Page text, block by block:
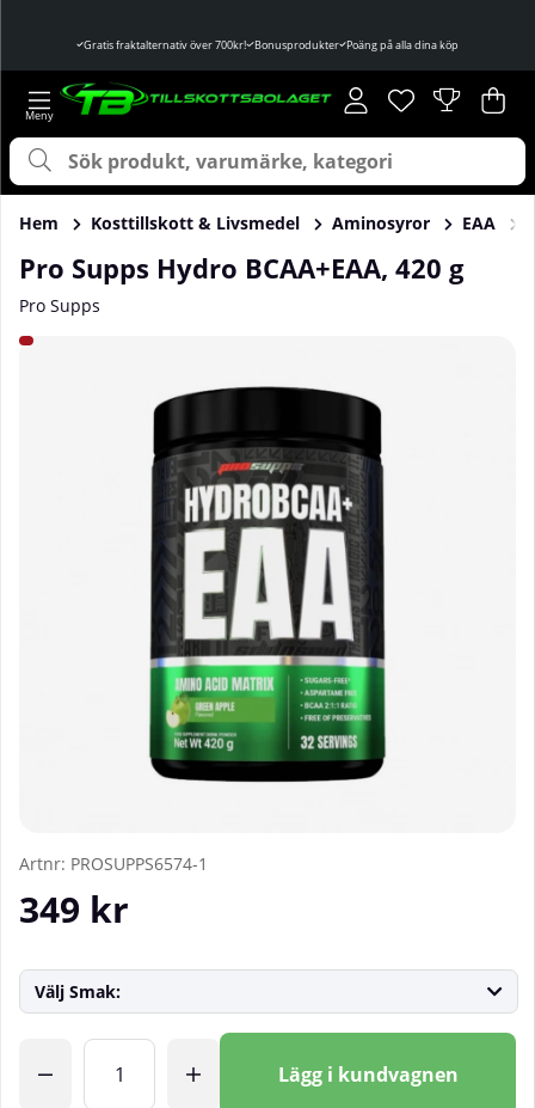
Gratis fraktalternativ över 700kr! Bonusprodukter Poäng på alla dina köp
Önskelista
Antal i
. .
Hem Kosttillskott & Livsmedel Aminosyror EAA
Pro Supps Hydro BCAA+EAA, 420 g
Pro Supps
Produktbilder Pro Supps Hydro BCAA+EAA, 420 g
Artnr: PROSUPPS6574-1
349 kr
Välj Smak:
Lägg i kundvagnen